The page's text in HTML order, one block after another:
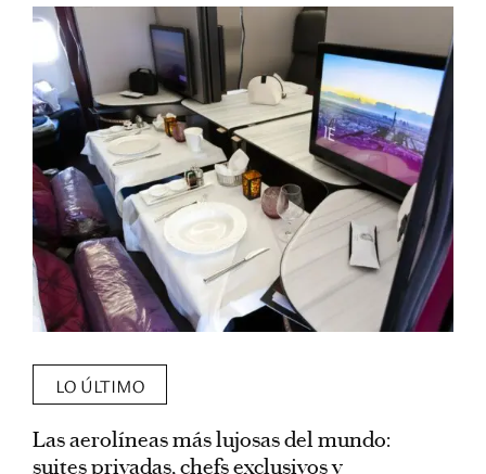
LO ÚLTIMO
Las aerolíneas más lujosas del mundo:
suites privadas, chefs exclusivos y